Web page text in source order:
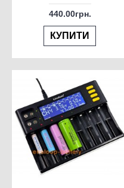
440.00грн.
КУПИТИ